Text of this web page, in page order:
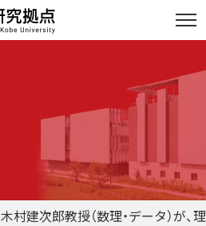
木村建次郎教授（数理・データ）が